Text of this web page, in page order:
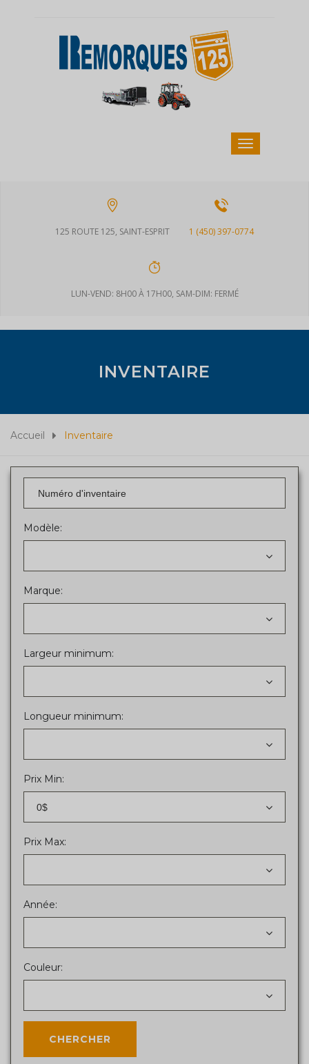
125 ROUTE 125, SAINT-ESPRIT 1 (450) 397-0774
LUN-VEND: 8H00 À 17H00, SAM-DIM: FERMÉ
INVENTAIRE
Accueil Inventaire
Modèle:
Marque:
Largeur minimum:
Longueur minimum:
Prix Min:
0$
Prix Max:
Année:
Couleur: